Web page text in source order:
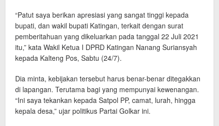
“Patut saya berikan apresiasi yang sangat tinggi kepada
bupati, dan wakil bupati Katingan, terkait dengan surat
pemberitahuan yang dikeluarkan pada tanggal 22 Juli 2021
itu,” kata Wakil Ketua I DPRD Katingan Nanang Suriansyah
kepada Kalteng Pos, Sabtu (24/7).
Dia minta, kebijakan tersebut harus benar-benar ditegakkan
di lapangan. Terutama bagi yang mempunyai kewenangan.
“Ini saya tekankan kepada Satpol PP, camat, lurah, hingga
kepala desa,” ujar politikus Partai Golkar ini.